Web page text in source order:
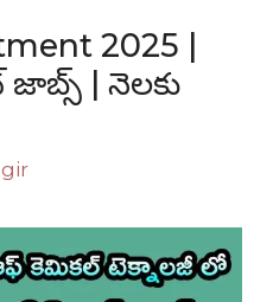
2025 |
జాబ్స్ | నెలకు